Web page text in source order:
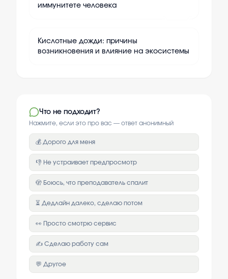
иммунитете человека
Кислотные дожди: причины
возникновения и влияние на экосистемы
Что не подходит?
Нажмите, если это про вас — ответ анонимный
💰 Дорого для меня
👎 Не устраивает предпросмотр
🫣 Боюсь, что преподаватель спалит
⏳ Дедлайн далеко, сделаю потом
👀 Просто смотрю сервис
✍️ Сделаю работу сам
💬 Другое